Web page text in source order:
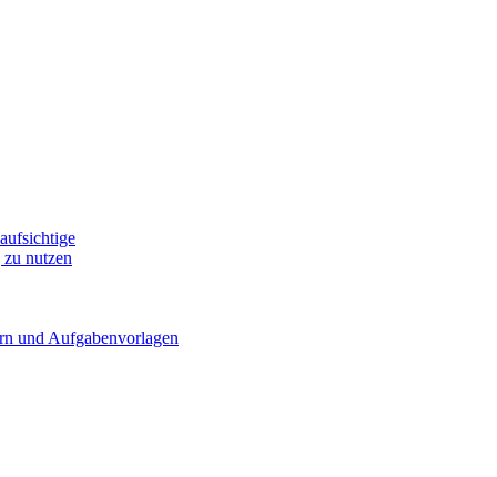
nutzen
und Aufgabenvorlagen